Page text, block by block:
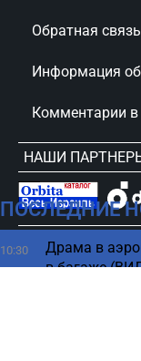
ПОСЛЕДНИЕ
10:30
Драма в
в багаже
Обратная связь
Информация
Комментарии
НАШИ
сursorinfo.co.il ©